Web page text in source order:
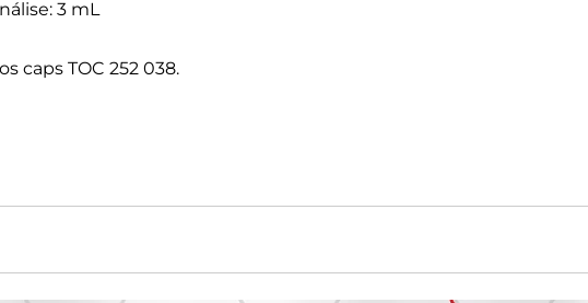
3 mL
caps TOC 252 038.